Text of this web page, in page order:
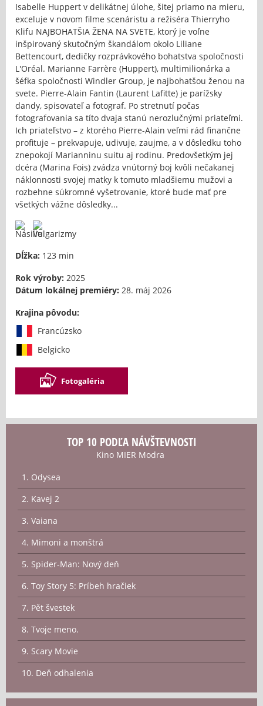
Isabelle Huppert v delikátnej úlohe, šitej priamo na mieru,
exceluje v novom filme scenáristu a režiséra Thierryho
Klifu NAJBOHATŠIA ŽENA NA SVETE, ktorý je voľne
inšpirovaný skutočným škandálom okolo Liliane
Bettencourt, dedičky rozprávkového bohatstva spoločnosti
L'Oréal. Marianne Farrère (Huppert), multimilionárka a
šéfka spoločnosti Windler Group, je najbohatšou ženou na
svete. Pierre-Alain Fantin (Laurent Lafitte) je parížsky
dandy, spisovateľ a fotograf. Po stretnutí počas
fotografovania sa títo dvaja stanú nerozlučnými priateľmi.
Ich priateľstvo – z ktorého Pierre-Alain veľmi rád finančne
profituje – prekvapuje, udivuje, zaujme, a v dôsledku toho
znepokojí Marianninu suitu aj rodinu. Predovšetkým jej
dcéra (Marina Fois) zvádza vnútorný boj kvôli nečakanej
náklonnosti svojej matky k tomuto mladšiemu mužovi a
rozbehne súkromné vyšetrovanie, ktoré bude mať pre
všetkých vážne dôsledky...
Dĺžka: 123 min
Rok výroby: 2025
Dátum lokálnej premiéry: 28. máj 2026
Krajina pôvodu:
Francúzsko
Belgicko
Fotogaléria
TOP 10 PODĽA NÁVŠTEVNOSTI
Kino MIER Modra
1. Odysea
2. Kavej 2
3. Vaiana
4. Mimoni a monštrá
5. Spider-Man: Nový deň
6. Toy Story 5: Príbeh hračiek
7. Pět švestek
8. Tvoje meno.
9. Scary Movie
10. Deň odhalenia